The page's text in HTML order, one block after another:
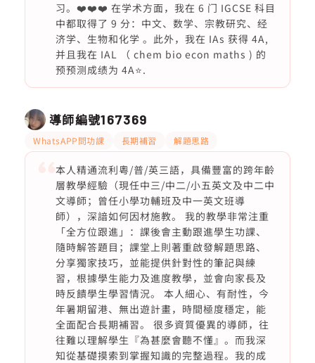
习。❤️❤️❤️ 在学术方面，我在 6 门 IGCSE 科目
中都取得了 9 分：中文、数学、宗教研究、经
济学、生物和化学 。此外，我在 IAs 获得 4A,
并且我在 IAL （ chem bio econ maths ) 的
预预测成绩为 4A⭐️.
導師編號167369
WhatsAPP問功課 長期補習 解題思路
本人精通流利粵/普/英三語，具備豐富的跨年齡
層教學經驗（現任中三/中二/小五英文及中二中
文導師；曾任小學功輔班及中一英文班導
師），深諳如何因材施教。 我的教學非常注重
「全方位跟進」：課後會主動跟進學生功課、
隨時解答題目；課堂上則著重啟發解題思路、
分享獨家技巧，並能提供針對性的筆記與練
習，根據學生能力及進度教學，並會向家長及
時反饋學生學習情況。 本人細心、有耐性，今
年暑期留港、無出遊計畫，時間極度穩定，能
全面配合長期補習。 很多資質優異的導師，往
往難以理解學生『為甚麼會聽不懂』。而我深
知從基礎摸索到掌握知識的完整過程。我的成